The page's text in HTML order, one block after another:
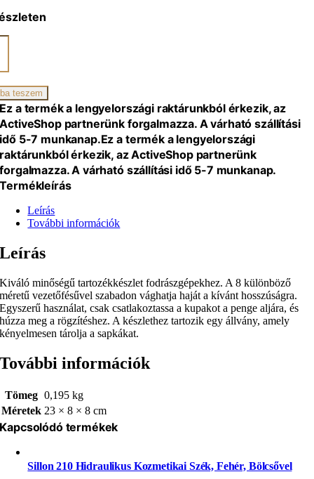
teszem
Ez a termék a lengyelországi raktárunkból érkezik, az
ActiveShop partnerünk forgalmazza. A várható szállítási
idő 5-7 munkanap.Ez a termék a lengyelországi
raktárunkból érkezik, az ActiveShop partnerünk
forgalmazza. A várható szállítási idő 5-7 munkanap.
Termékleírás
Leírás
További információk
Leírás
Kiváló minőségű tartozékkészlet fodrászgépekhez. A 8 különböző
méretű vezetőfésűvel szabadon vághatja haját a kívánt hosszúságra.
Egyszerű használat, csak csatlakoztassa a kupakot a penge aljára, és
húzza meg a rögzítéshez. A készlethez tartozik egy állvány, amely
kényelmesen tárolja a sapkákat.
További információk
Tömeg 0,195 kg
Méretek 23 × 8 × 8 cm
Kapcsolódó termékek
Sillon 210 Hidraulikus Kozmetikai Szék, Fehér, Bölcsővel